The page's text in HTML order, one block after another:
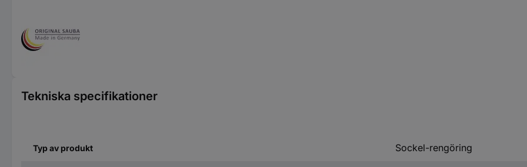
Tekniska specifikationer
Typ av produkt Sockel-rengöring